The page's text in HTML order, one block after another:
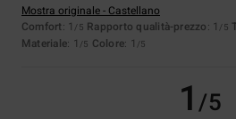
Mostra originale - Castellano
Comfort: 1 /5 Rapporto qualità-prezzo: 1 /5
Materiale: 1 /5 Colore: 1 /5
1/5